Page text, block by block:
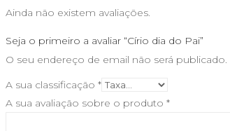
Ainda não existem avaliações.
Seja o primeiro a avaliar “Círio dia do Pai”
O seu endereço de email não será publicado.
A sua classificação *
A sua avaliação sobre o produto *